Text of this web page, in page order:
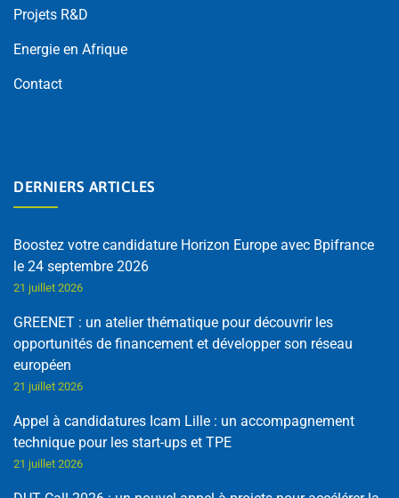
Projets R&D
Energie en Afrique
Contact
DERNIERS ARTICLES
Boostez votre candidature Horizon Europe avec Bpifrance
le 24 septembre 2026
21 juillet 2026
GREENET : un atelier thématique pour découvrir les
opportunités de financement et développer son réseau
européen
21 juillet 2026
Appel à candidatures Icam Lille : un accompagnement
technique pour les start-ups et TPE
21 juillet 2026